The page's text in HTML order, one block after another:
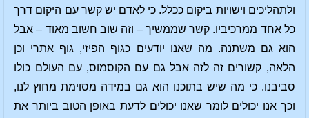
ולתהליכים וישויות ביקום ככלל. כי לאדם יש קשר עם היקום דרך
כל אחד ממרכיביו. קשר שממשיך – וזה שוב חשוב מאוד – אבל
הוא גם משתנה. מה שאנו יודעים כגוף הפיזי, גוף אתרי וכן
הלאה, קשורים זה לזה אבל גם עם הקוסמוס, עם העולם כולו
סביבנו. כי מה שיש בתוכנו הוא גם במידה מסוימת מחוץ לנו,
וכך אנו יכולים לומר שאנו יכולים לדעת באופן הטוב ביותר את